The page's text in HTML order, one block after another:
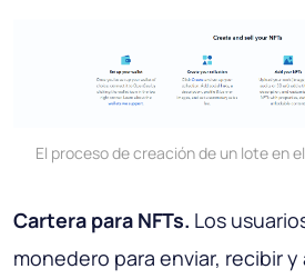
El proceso de creación de un lote en
Cartera para NFTs. Los
monedero para enviar, recibir